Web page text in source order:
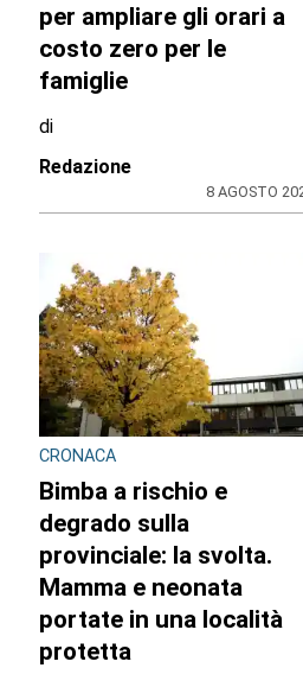
per ampliare gli orari a
costo zero per le
famiglie
di
Redazione
8 AGOSTO
CRONACA
Bimba a rischio e
degrado sulla
provinciale: la svolta.
Mamma e neonata
portate in una località
protetta